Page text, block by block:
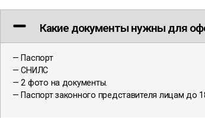
Какие документы нужны для
— Паспорт
— СНИЛС
— 2 фото на документы.
— Паспорт законного представителя лицам до